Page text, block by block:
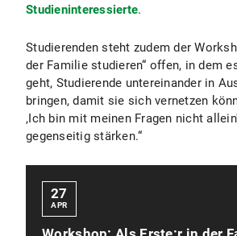
Studieninteressierte.
Studierenden steht zudem der
der Familie studieren“ offen, in dem
geht, Studierende untereinander in
bringen, damit sie sich vernetzen
,Ich bin mit meinen Fragen nicht
gegenseitig stärken.“
27
APR